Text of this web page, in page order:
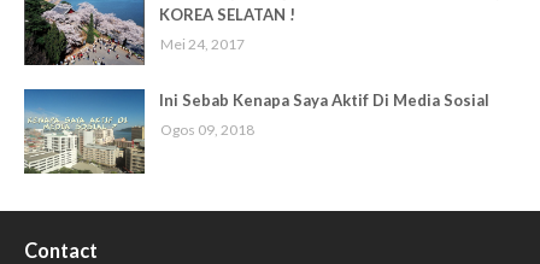
KOREA SELATAN !
Mei 24, 2017
Ini Sebab Kenapa Saya Aktif Di Media Sosial
Ogos 09, 2018
Contact